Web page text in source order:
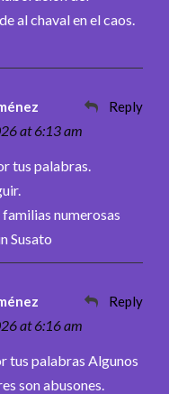
al chaval en el caos.
at 6:13 am
Reply
tus palabras.
familias numerosas
Susato
at 6:16 am
Reply
tus palabras Algunos
son abusones.